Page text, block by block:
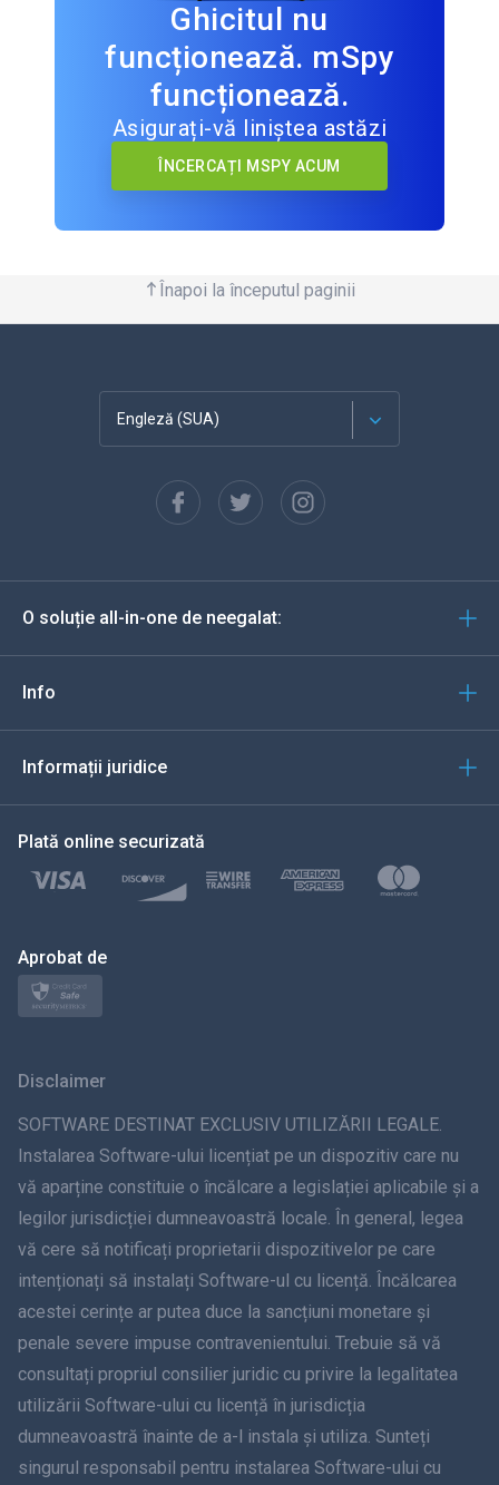
Ghicitul nu
funcționează. mSpy
funcționează.
Asigurați-vă liniștea astăzi
ÎNCERCAȚI MSPY ACUM
Înapoi la începutul paginii
Engleză (SUA)
Español
Deutsch
Türkçe
Polski
ภาษาไทย
Dansk
हिंदी
עברית
Română
O soluție all-in-one de neegalat:
Info
Informații juridice
Plată online securizată
Aprobat de
Disclaimer
SOFTWARE DESTINAT EXCLUSIV UTILIZĂRII LEGALE.
Instalarea Software-ului licențiat pe un dispozitiv care nu
vă aparține constituie o încălcare a legislației aplicabile și a
legilor jurisdicției dumneavoastră locale. În general, legea
vă cere să notificați proprietarii dispozitivelor pe care
intenționați să instalați Software-ul cu licență. Încălcarea
acestei cerințe ar putea duce la sancțiuni monetare și
penale severe impuse contravenientului. Trebuie să vă
consultați propriul consilier juridic cu privire la legalitatea
utilizării Software-ului cu licență în jurisdicția
dumneavoastră înainte de a-l instala și utiliza. Sunteți
singurul responsabil pentru instalarea Software-ului cu